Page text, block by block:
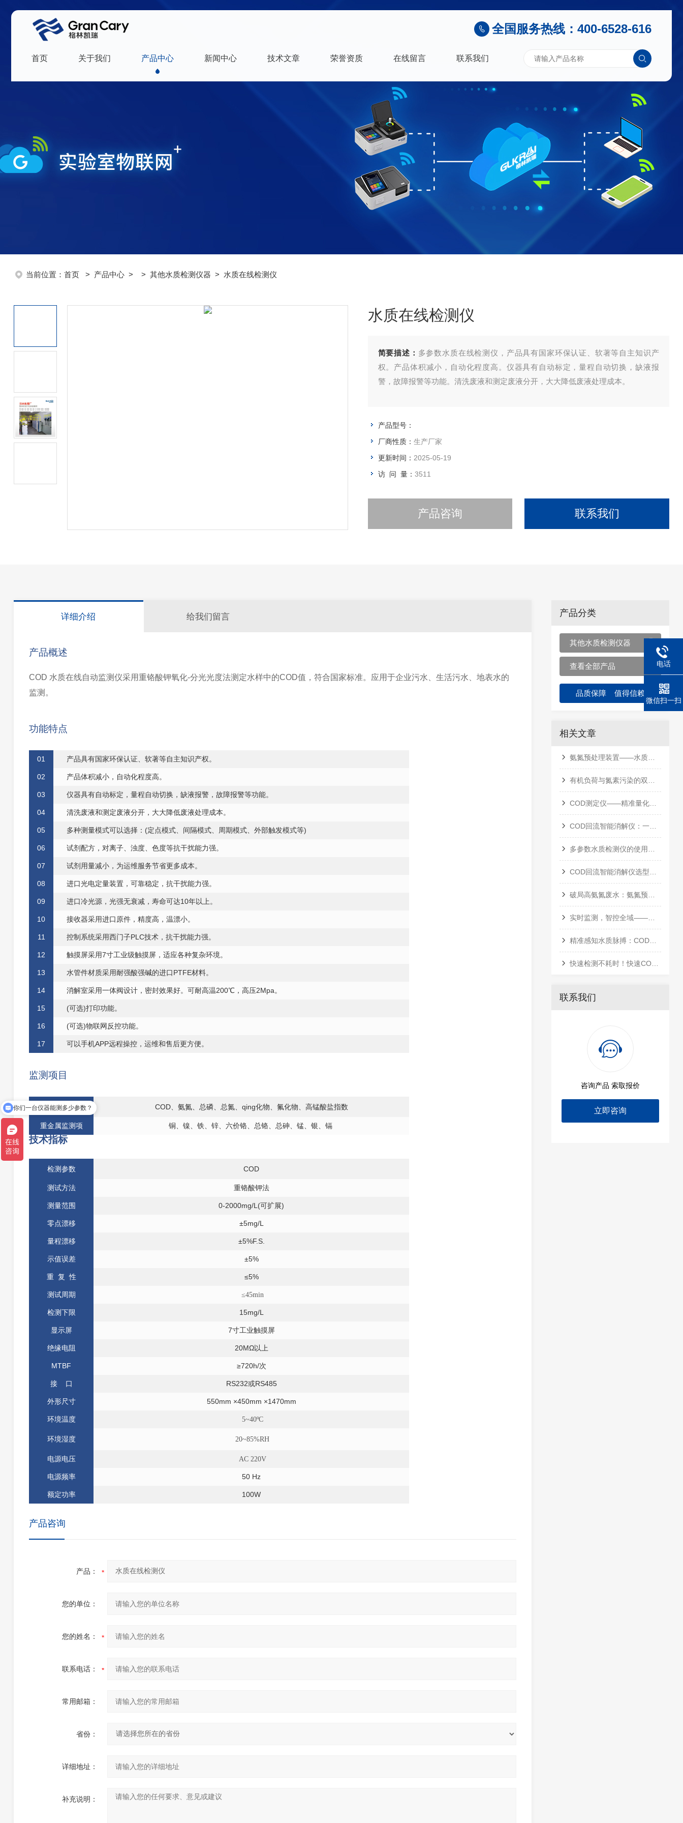
全国服务热线：400-6528-616
首页 关于我们 产品中心 新闻中心 技术文章 荣誉资质 在线留言 联系我们
有优惠活动吗？
当前位置： 首页 > 产品中心> > 其他水质检测仪器 > 水质在线检测仪
水质在线检测仪
简要描述： 多参数水质在线检测仪，产品具有国家环保认证、软著等自主知识产
权。产品体积减小，自动化程度高。仪器具有自动标定，量程自动切换，缺液报
警，故障报警等功能。清洗废液和测定废液分开，大大降低废液处理成本。
产品型号：
厂商性质： 生产厂家
更新时间： 2025-05-19
访 问 量： 3511
产品咨询 联系我们
详细介绍 给我们留言
产品概述
COD 水质在线自动监测仪采用重铬酸钾氧化-分光光度法测定水样中的COD值，符合国家标准。应用于企业污水、生活污水、地表水的
监测。
功能特点
01 产品具有国家环保认证、软著等自主知识产权。
02 产品体积减小，自动化程度高。
03 仪器具有自动标定，量程自动切换，缺液报警，故障报警等功能。
04 清洗废液和测定废液分开， 大大降低废液处理成本。
05 多种测量模式可以选择：(定点模式、间隔模式、周期模式、外部触发模式等)
06 试剂配方 ，对离子 、浊度、色度等抗干扰能力强。
07 试剂用量减小，为运维服务节省更多成本。
08 进口光电定量装置，可靠稳定，抗干扰能力强。
09 进口冷光源，光强无衰减，寿命可达10年以上。
10 接收器采用进口 原件，精度高 ，温漂小。
11 控制系统采用西门子PLC技术，抗干扰能力强。
1 2 触摸屏采用7寸工业级触摸屏，适应各种复杂环境。
13 水管件材质采用耐强酸强碱的进口PTFE材料。
14 消解室采用一体阀设计，密封效果好。可耐高温200℃，高压2Mpa。
15 (可选)打印功能。
16 (可选)物联网反控功能。
17 可以手机APP远程操控，运维和售后更方便。
监测项目
常规监测项 COD、氨氮、总磷、总氮、qing化物、氟化物、⾼锰酸盐指数
重金属监测项 铜、镍、铁、锌、六价铬、总铬、总砷、锰、银、镉
技术指标
检测参数 COD
测试方法 重铬酸钾法
测量范围 0-2000mg/L(可扩展)
零点漂移 ±5mg/L
量程漂移 ±5%F.S.
示值误差 ±5%
重 复 性 ≤5%
测试周期 ≤45min
检测下限 15mg/L
显示屏 7寸工业触摸屏
绝缘电阻 20MΩ以上
MTBF ≥720h/次
接 口 RS232或RS485
外形尺寸 550mm ×450mm ×1470mm
环境温度 5~40ºC
环境湿度 20~85%RH
电源电压 AC 220V
电源频率 50 Hz
额定功率 100W
产品咨询
产品：
您的单位：
您的姓名：
联系电话：
常用邮箱：
省份：
详细地址：
补充说明：
产品分类
其他水质检测仪器
查看全部产品
品质保障 值得信赖
相关文章
联系我们
咨询产品 索取报价
立即咨询
电话
微信扫一扫